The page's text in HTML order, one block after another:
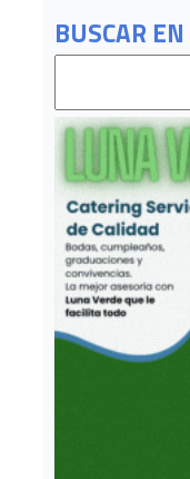
BUSCAR